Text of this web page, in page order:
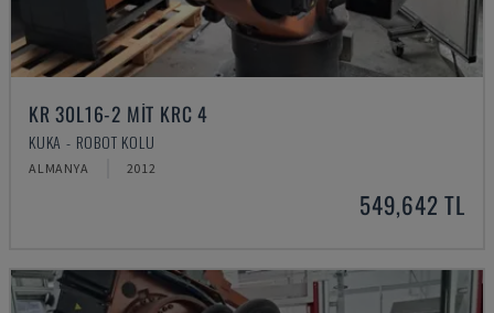
KR 30L16-2 MIT KRC 4
KUKA - ROBOT KOLU
ALMANYA 2012
549,642 TL